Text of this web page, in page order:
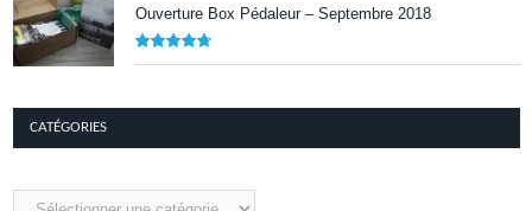
Ouverture Box Pédaleur – Septembre 2018
CATÉGORIES